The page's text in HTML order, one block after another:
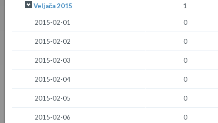
Veljača 2015
1
2015-02-01 0
2015-02-02 0
2015-02-03 0
2015-02-04 0
2015-02-05 0
2015-02-06 0